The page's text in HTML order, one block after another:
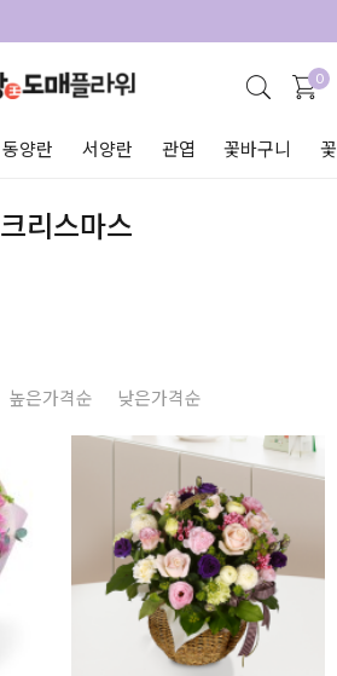
0
동양란 서양란 관엽 꽃바구니
크리스마스
높은가격순 낮은가격순